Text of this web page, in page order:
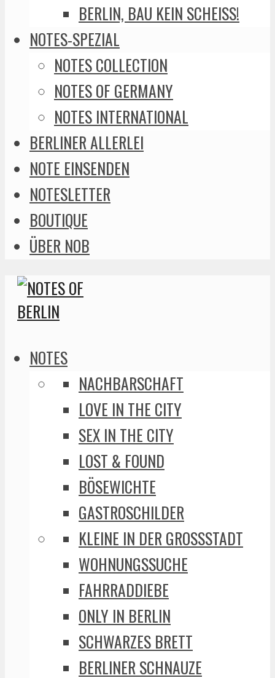
BERLIN, BAU KEIN SCHEISS!
NOTES-SPEZIAL
NOTES COLLECTION
NOTES OF GERMANY
NOTES INTERNATIONAL
BERLINER ALLERLEI
NOTE EINSENDEN
NOTESLETTER
BOUTIQUE
ÜBER NOB
NOTES
NACHBARSCHAFT
LOVE IN THE CITY
SEX IN THE CITY
LOST & FOUND
BÖSEWICHTE
GASTROSCHILDER
KLEINE IN DER GROSSSTADT
WOHNUNGSSUCHE
FAHRRADDIEBE
ONLY IN BERLIN
SCHWARZES BRETT
BERLINER SCHNAUZE